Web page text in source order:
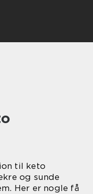
til keto
og sunde
Her er nogle få